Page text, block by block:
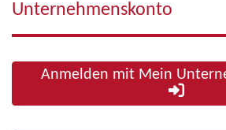
Unternehmenskonto
Anmelden mit Mein